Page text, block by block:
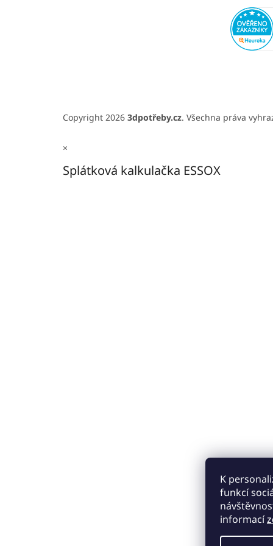
K
funkcí
informací
Copyright 2026 3dpotřeby.cz. Všechna práva
×
Splátková kalkulačka ESSOX